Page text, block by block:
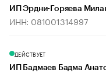
ИП Эрдни-Горяева
ИНН: 081001314997
ДЕЙСТВУЕТ
ИП Бадмаев Бадма